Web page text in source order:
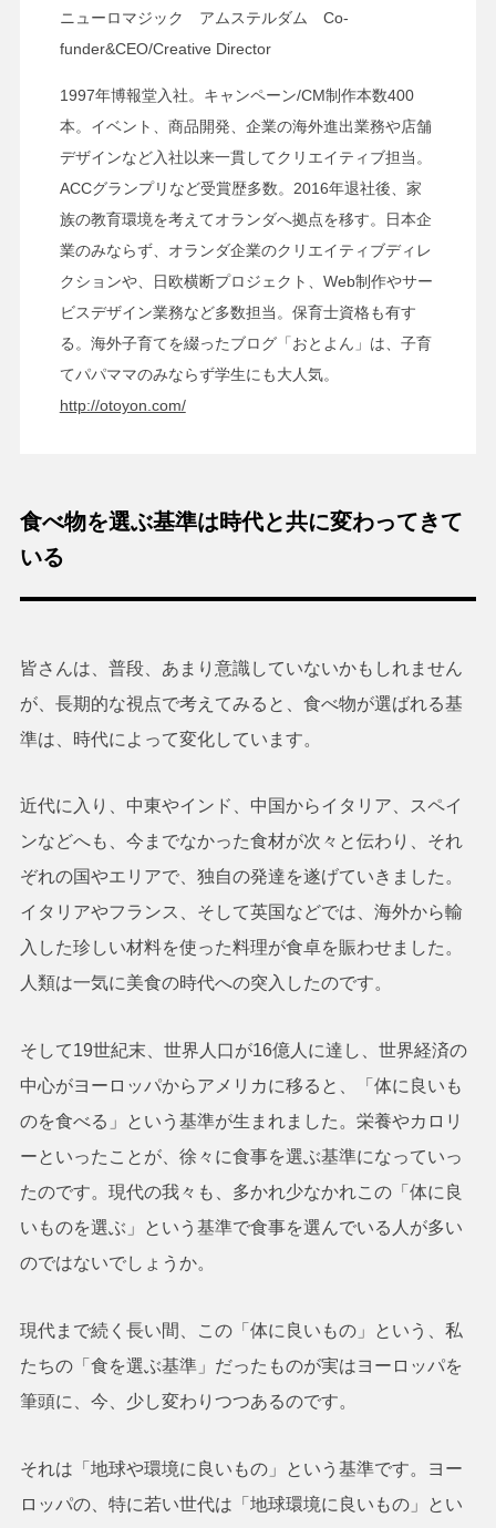
ニューロマジック アムステルダム Co-
funder&CEO/Creative Director
1997年博報堂入社。キャンペーン/CM制作本数400
本。イベント、商品開発、企業の海外進出業務や店舗
デザインなど入社以来一貫してクリエイティブ担当。
ACCグランプリなど受賞歴多数。2016年退社後、家
族の教育環境を考えてオランダへ拠点を移す。日本企
業のみならず、オランダ企業のクリエイティブディレ
クションや、日欧横断プロジェクト、Web制作やサー
ビスデザイン業務など多数担当。保育士資格も有す
る。海外子育てを綴ったブログ「おとよん」は、子育
てパパママのみならず学生にも大人気。
http://otoyon.com/
食べ物を選ぶ基準は時代と共に変わってきて
いる
皆さんは、普段、あまり意識していないかもしれません
が、長期的な視点で考えてみると、食べ物が選ばれる基
準は、時代によって変化しています。
近代に入り、中東やインド、中国からイタリア、スペイ
ンなどへも、今までなかった食材が次々と伝わり、それ
ぞれの国やエリアで、独自の発達を遂げていきました。
イタリアやフランス、そして英国などでは、海外から輸
入した珍しい材料を使った料理が食卓を賑わせました。
人類は一気に美食の時代への突入したのです。
そして19世紀末、世界人口が16億人に達し、世界経済の
中心がヨーロッパからアメリカに移ると、「体に良いも
のを食べる」という基準が生まれました。栄養やカロリ
ーといったことが、徐々に食事を選ぶ基準になっていっ
たのです。現代の我々も、多かれ少なかれこの「体に良
いものを選ぶ」という基準で食事を選んでいる人が多い
のではないでしょうか。
現代まで続く長い間、この「体に良いもの」という、私
たちの「食を選ぶ基準」だったものが実はヨーロッパを
筆頭に、今、少し変わりつつあるのです。
それは「地球や環境に良いもの」という基準です。ヨー
ロッパの、特に若い世代は「地球環境に良いもの」とい